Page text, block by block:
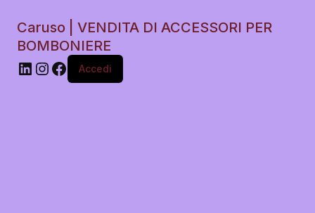
Caruso | VENDITA DI ACCESSORI PER
BOMBONIERE
Accedi